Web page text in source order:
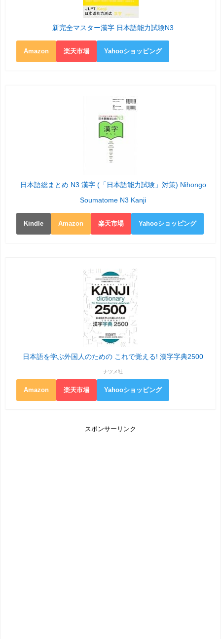
新完全マスター漢字 日本語能力試験N3
Amazon 楽天市場 Yahooショッピング
日本語総まとめ N3 漢字 (「日本語能力試験」対策) Nihongo
Soumatome N3 Kanji
Kindle Amazon 楽天市場 Yahooショッピング
日本語を学ぶ外国人のための これで覚える! 漢字字典2500
ナツメ社
Amazon 楽天市場 Yahooショッピング
スポンサーリンク